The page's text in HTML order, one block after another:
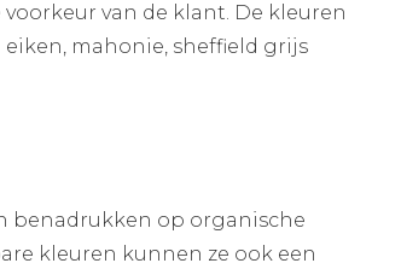
van de klant. De kleuren
mahonie, sheffield grijs
benadrukken op organische
kleuren kunnen ze ook een